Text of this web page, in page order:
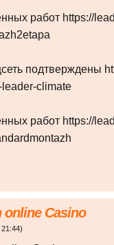
работ https://
подтверждены
climate
работ https://
online Casino
21:44)